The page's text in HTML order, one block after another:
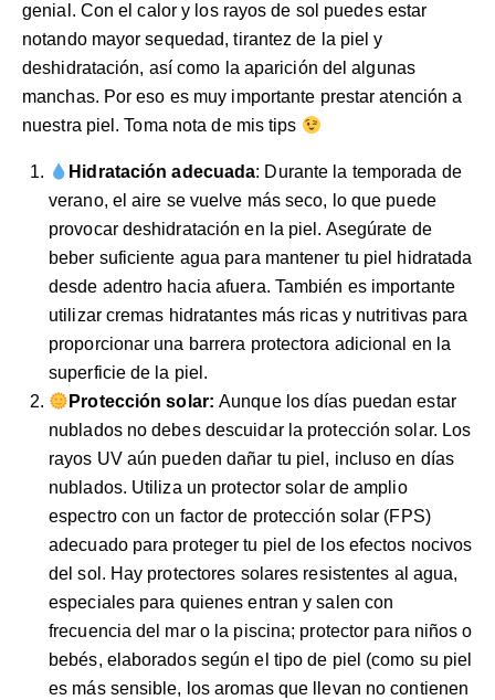
genial. Con el calor y los rayos de sol puedes estar
notando mayor sequedad, tirantez de la piel y
deshidratación, así como la aparición del algunas
manchas. Por eso es muy importante prestar atención a
nuestra piel. Toma nota de mis tips
Hidratación adecuada: Durante la temporada de
verano, el aire se vuelve más seco, lo que puede
provocar deshidratación en la piel. Asegúrate de
beber suficiente agua para mantener tu piel hidratada
desde adentro hacia afuera. También es importante
utilizar cremas hidratantes más ricas y nutritivas para
proporcionar una barrera protectora adicional en la
superficie de la piel.
Protección solar:Aunque los días puedan estar
nublados no debes descuidar la protección solar. Los
rayos UV aún pueden dañar tu piel, incluso en días
nublados. Utiliza un protector solar de amplio
espectro con un factor de protección solar (FPS)
adecuado para proteger tu piel de los efectos nocivos
del sol. Hay protectores solares resistentes al agua,
especiales para quienes entran y salen con
frecuencia del mar o la piscina; protector para niños o
bebés, elaborados según el tipo de piel (como su piel
es más sensible, los aromas que llevan no contienen